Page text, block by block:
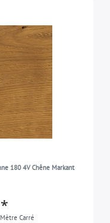
180 4V Chêne Markant
Carré